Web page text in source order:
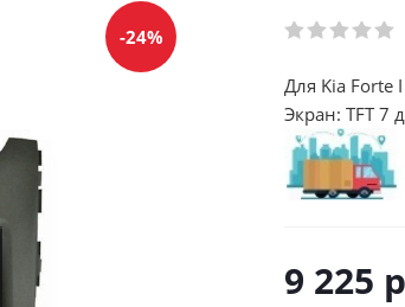
-24%
Для Kia Forte
Экран: TFT 7
9 225